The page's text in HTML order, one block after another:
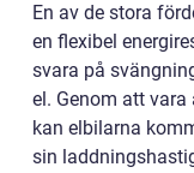
En av de stora
en flexibel
svara på
el. Genom att
kan elbilarna
sin